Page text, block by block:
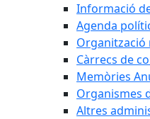
Informació
Agenda
Organització
Càrrecs de
Memòries
Organismes
Altres